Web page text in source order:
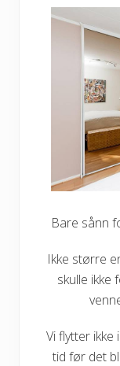
Bare sånn
Ikke større
skulle ikke
Vi flytter
tid før det